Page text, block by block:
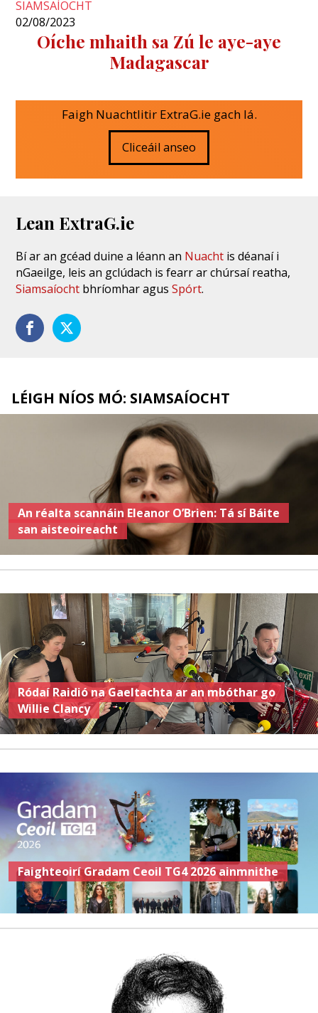
SIAMSAÍOCHT
02/08/2023
Oíche mhaith sa Zú le aye-aye
Madagascar
Faigh Nuachtlitir ExtraG.ie gach lá.
Cliceáil anseo
Lean ExtraG.ie
Bí ar an gcéad duine a léann an Nuacht is déanaí i
nGaeilge, leis an gclúdach is fearr ar chúrsaí reatha,
Siamsaíocht bhríomhar agusSpórt.
LÉIGH NÍOS MÓ: SIAMSAÍOCHT
An réalta scannáin Eleanor O’Brien: Tá sí Báite
san aisteoireacht
Ródaí Raidió na Gaeltachta ar an mbóthar go
Willie Clancy
Faighteoirí Gradam Ceoil TG4 2026 ainmnithe